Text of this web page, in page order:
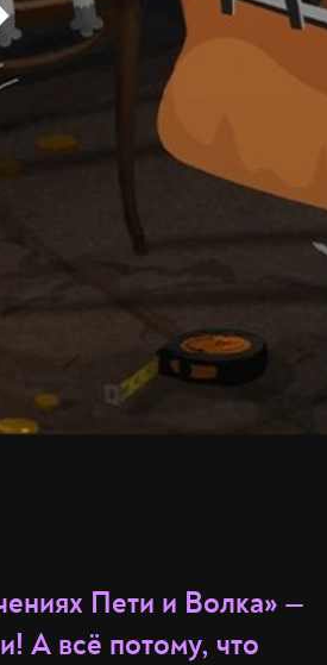
Пети и Волка» —
А всё потому, что